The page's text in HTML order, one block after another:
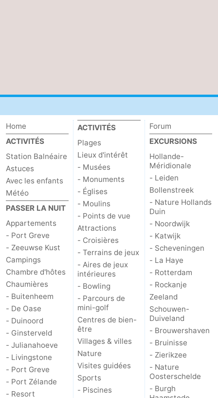
-
Adresses
Médicales
Région
Méridionale
-
Leiden
Bollenstreek
-
Nature
Hollands
Duin
Noordwijk
-
Katwijk
-
Scheveningen
-
La
Home
ACTIVITÉS
Station Balnéaire
Astuces
Avec les enfants
Météo
PASSER LA NUIT
Appartements
- Port Greve
- Zeeuwse Kust
Campings
Chambre d'hôtes
Chaumières
- Buitenheem
- De Oase
- Duinoord
- Ginsterveld
- Julianahoeve
- Livingstone
- Port Greve
- Port Zélande
- Resort
ACTIVITÉS
Plages
Lieux d'intérêt
- Musées
- Monuments
- Églises
- Moulins
- Points de vue
Attractions
- Croisières
- Terrains de jeux
- Aires de jeux
intérieures
- Bowling
- Parcours de
mini-golf
Centres de bien-
être
Villages & villes
Nature
Visites guidées
Sports
- Piscines
Forum
EXCURSIONS
Hollande-
Méridionale
- Leiden
Bollenstreek
- Nature Hollands
Duin
- Noordwijk
- Katwijk
- Scheveningen
- La Haye
- Rotterdam
- Rockanje
Zeeland
Schouwen-
Duiveland
- Brouwershaven
- Bruinisse
- Zierikzee
- Nature
Oosterschelde
- Burgh